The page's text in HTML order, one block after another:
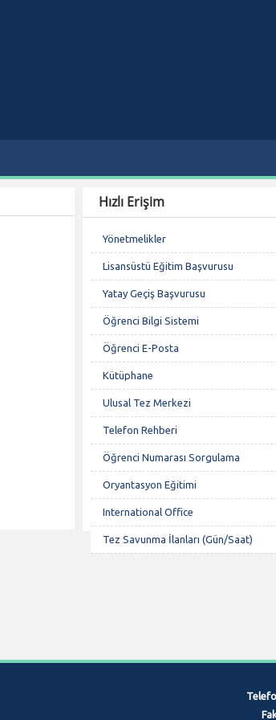
Hızlı Erişim
Yönetmelikler
Lisansüstü Eğitim Başvurusu
Yatay Geçiş Başvurusu
Öğrenci Bilgi Sistemi
Öğrenci E-Posta
Kütüphane
Ulusal Tez Merkezi
Telefon Rehberi
Öğrenci Numarası Sorgulama
Oryantasyon Eğitimi
International Office
Tez Savunma İlanları (Gün/Saat)